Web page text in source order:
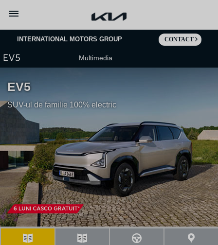
INTERNATIONAL MOTORS GROUP CONTACT
Multimedia
EV5
SUV-ul de familie 100% electric